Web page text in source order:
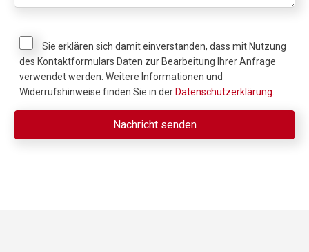
Sie erklären sich damit einverstanden, dass mit Nutzung
des Kontaktformulars Daten zur Bearbeitung Ihrer Anfrage
verwendet werden. Weitere Informationen und
Widerrufshinweise finden Sie in der Datenschutzerklärung.